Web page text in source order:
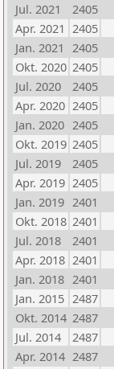
Jul. 2021
2405
Apr. 2021 2405
Jan. 2021 2405
Okt. 2020 2405
Jul. 2020
2405
Apr. 2020 2405
Jan. 2020 2405
Okt. 2019 2405
Jul. 2019
2405
Apr. 2019 2405
Jan. 2019 2401
Okt. 2018 2401
Jul. 2018
2401
Apr. 2018 2401
Jan. 2018 2401
Jan. 2015 2487
Okt. 2014 2487
Jul. 2014
2487
Apr. 2014 2487